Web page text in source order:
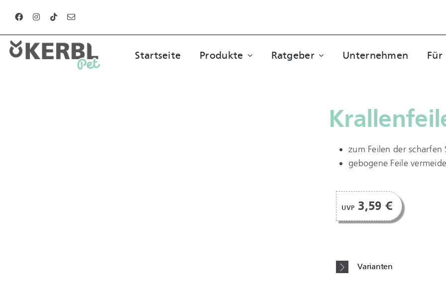
Inhalt
springen
Startseite Produkte Ratgeber Unternehmen Für
zum Feilen der
gebogene Feile
UVP 3,59 €
Varianten